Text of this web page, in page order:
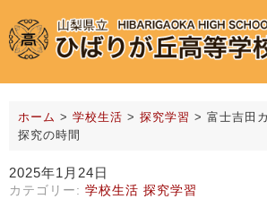
ホーム > 学校生活 > 探究学習 > 富士吉田
探究の時間
2025年1月24日
カテゴリー: 学校生活 探究学習